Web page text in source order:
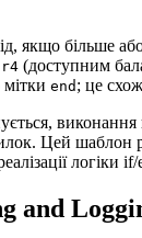
якщо більше
r4 (доступним
end ; це
виконання
Цей шаблон
логіки if/
and